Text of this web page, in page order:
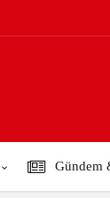
Gündem
ve